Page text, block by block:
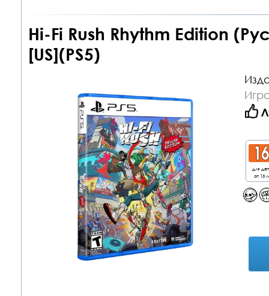
Hi-Fi Rush Rhythm Edition
[US](PS5)
для
от 16